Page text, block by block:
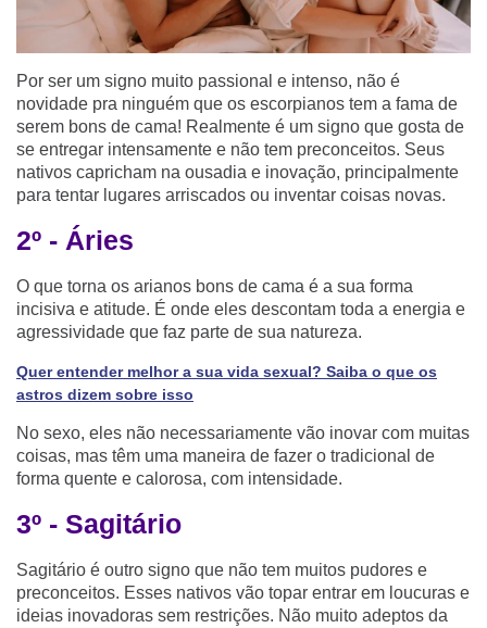
Por ser um signo muito passional e intenso, não é
novidade pra ninguém que os escorpianos tem a fama de
serem bons de cama! Realmente é um signo que gosta de
se entregar intensamente e não tem preconceitos. Seus
nativos capricham na ousadia e inovação, principalmente
para tentar lugares arriscados ou inventar coisas novas.
2º - Áries
O que torna os arianos bons de cama é a sua forma
incisiva e atitude. É onde eles descontam toda a energia e
agressividade que faz parte de sua natureza.
Quer entender melhor a sua vida sexual? Saiba o que os
astros dizem sobre isso
No sexo, eles não necessariamente vão inovar com muitas
coisas, mas têm uma maneira de fazer o tradicional de
forma quente e calorosa, com intensidade.
3º - Sagitário
Sagitário é outro signo que não tem muitos pudores e
preconceitos. Esses nativos vão topar entrar em loucuras e
ideias inovadoras sem restrições. Não muito adeptos da